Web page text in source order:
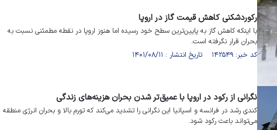
رکورد‎‌شکنی کاهش قیمت گاز در اروپا
با اینکه کاهش گاز به پایین‌ترین سطح خود رسیده اما هنوز اروپا در نقطه مطمئنی نسبت به
بحران قرار نگرفته است.
کد خبر: ۱۴۲۵۴۹ تاریخ انتشار : ۱۴۰۱/۰۸/۱۱
نگرانی از رکود در اروپا با عمیق‌تر شدن بحران هزینه‌های زندگی
کندی رشد در فرانسه و اسپانیا این نگرانی را تشدید می‌کند که تورم بالا و بحران انرژی منطقه
می‌تواند باعث رکود شود.